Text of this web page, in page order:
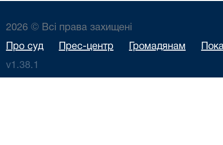
2026 © Всі права захищені
Про суд Прес-центр Громадянам
v1.38.1